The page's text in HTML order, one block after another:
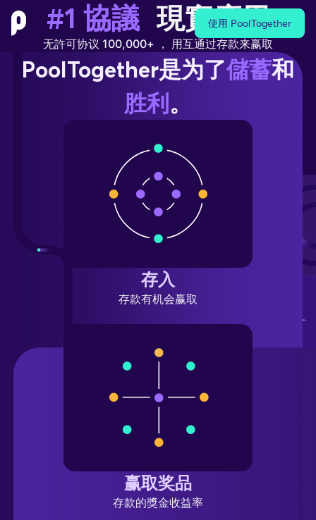
使用 PoolTogether
#1 協議 現實應用
无許可协议 100,000+ ， 用互通过存款来赢取
PoolTogether是为了儲蓄和
胜利 。
存入
存款有机会赢取
赢取奖品
存款的獎金收益率